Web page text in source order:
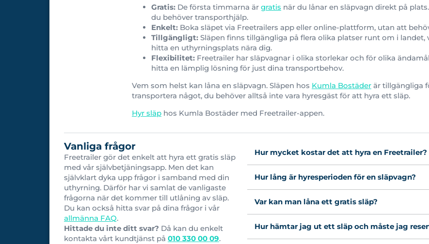
Gratis: De första timmarna är gratis när du lånar en släpvagn direkt på
du behöver transporthjälp.
Enkelt: Boka släpet via Freetrailers app eller online-plattform, utan att
Tillgängligt: Släpen finns tillgängliga på flera olika platser runt om i
hitta en uthyrningsplats nära dig.
Flexibilitet: Freetrailer har släpvagnar i olika storlekar och för olika
hitta en lämplig lösning för just dina transportbehov.
Vem som helst kan låna en släpvagn. Släpen hos Kumla Bostäder är tillgängliga
transportera något, du behöver alltså inte vara hyresgäst för att hyra ett släp.
Hyr släp hos Kumla Bostäder med Freetrailer-appen.
Vanliga frågor
Freetrailer gör det enkelt att hyra ett gratis släp
med vår självbetjäningsapp. Men det kan
självklart dyka upp frågor i samband med din
uthyrning. Därför har vi samlat de vanligaste
frågorna när det kommer till utlåning av släp.
Du kan också hitta svar på dina frågor i vår
allmänna FAQ.
Hittade du inte ditt svar? Då kan du enkelt
kontakta vårt kundtjänst på 010 330 00 09.
Hur mycket kostar det att hyra en Freetrailer?
Hur lång är hyresperioden för en släpvagn?
Var kan man låna ett gratis släp?
Hur hämtar jag ut ett släp och måste jag